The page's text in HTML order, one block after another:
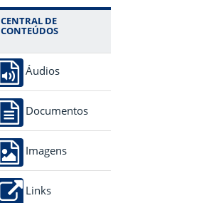
CENTRAL DE
CONTEÚDOS
Áudios
Documentos
Imagens
Links